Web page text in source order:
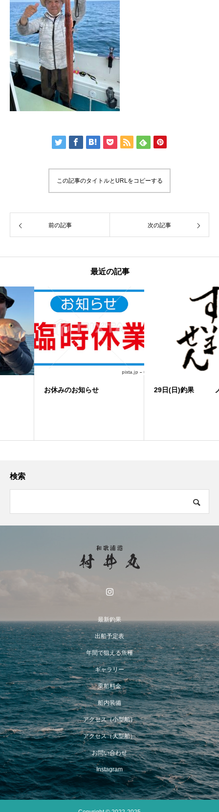
この記事のタイトルとURLをコピーする
前の記事 次の記事
最近の記事
お休みのお知らせ 29日(日)釣果 ノマセ便
検索
最新釣果
出船予定表
年間で狙える魚種
ギャラリー
乗船料金
船内装備
アクセス（小型船）
アクセス（大型船）
お問い合わせ
Instagram